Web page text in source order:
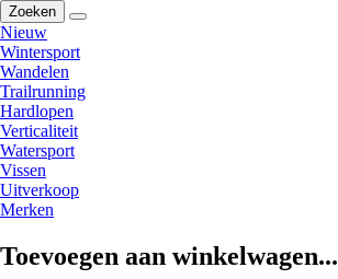
Zoeken
Nieuw
Wintersport
Wandelen
Trailrunning
Hardlopen
Verticaliteit
Watersport
Vissen
Uitverkoop
Merken
Toevoegen aan winkelwagen...